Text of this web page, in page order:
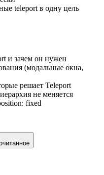
teleport в одну цель
и зачем он нужен
(модальные окна,
решает Teleport
не меняется
fixed